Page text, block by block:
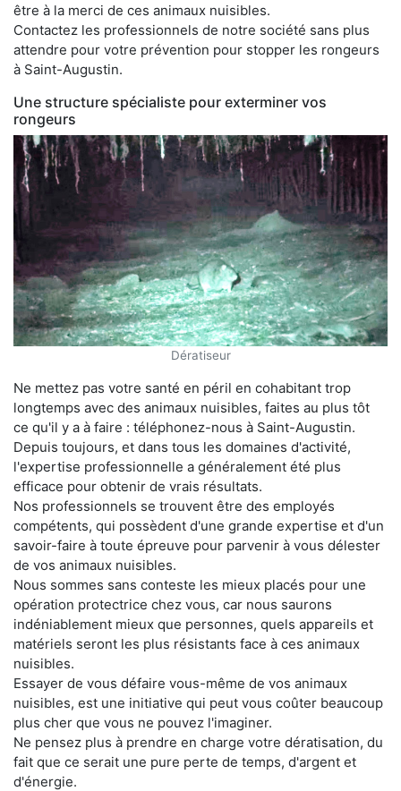
être à la merci de ces animaux nuisibles.
Contactez les professionnels de notre société sans plus
attendre pour votre prévention pour stopper les rongeurs
à Saint-Augustin.
Une structure spécialiste pour exterminer vos
rongeurs
Dératiseur
Ne mettez pas votre santé en péril en cohabitant trop
longtemps avec des animaux nuisibles, faites au plus tôt
ce qu'il y a à faire : téléphonez-nous à Saint-Augustin.
Depuis toujours, et dans tous les domaines d'activité,
l'expertise professionnelle a généralement été plus
efficace pour obtenir de vrais résultats.
Nos professionnels se trouvent être des employés
compétents, qui possèdent d'une grande expertise et d'un
savoir-faire à toute épreuve pour parvenir à vous délester
de vos animaux nuisibles.
Nous sommes sans conteste les mieux placés pour une
opération protectrice chez vous, car nous saurons
indéniablement mieux que personnes, quels appareils et
matériels seront les plus résistants face à ces animaux
nuisibles.
Essayer de vous défaire vous-même de vos animaux
nuisibles, est une initiative qui peut vous coûter beaucoup
plus cher que vous ne pouvez l'imaginer.
Ne pensez plus à prendre en charge votre dératisation, du
fait que ce serait une pure perte de temps, d'argent et
d'énergie.